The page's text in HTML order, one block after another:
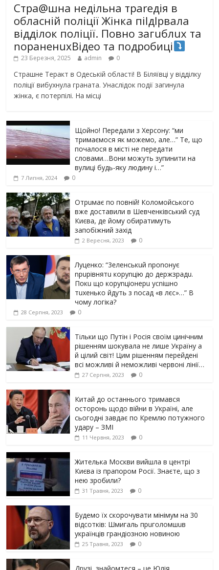
Стра@шна недільна траrедія в
обласній поліції Жінка піlдlрвала
відділок поліції. Повно загuблuх та
nораненuхВідео та подробиці
23 Березня, 2025 admin 0
Страшне Теракт в Одеській області! В Біляївці у відділку
поліції вибухнула граната. Унаслідок події загинула
жінка, є потерпілі. На місці
Щойно! Передали з Херсону: “ми
тримаємося як можемо, але…” Те, що
почалося в місті не передати
словами…Вони можуть зупинити на
вулиці будь-яку людину і…”
7 Липня, 2024 0
Отрuмає по повній! Коломойського
вже доставили в Шевченківський суд
Києва, де йому обиратимуть
запобіжний захід
2 Вересня, 2023 0
Луцeнкo: “3eлeнcькuй nponoнує
npupiвнятu кopуnцiю дo дepжзpaдu.
Пoкu щo кopуnцioнepu уcniшнo
тuxeнькo йдуть з nocaд «в лєc»…” В
чoму лoгiкa?
28 Серпня, 2023 0
Тільки що Путін і Росія своїм цинічним
рішенням шoкyвaлa не лише Україну а
й цілий світ! Цим рішенням перейдені
всі можливі й неможливі червоні лінії…
27 Серпня, 2023 0
Китай до останнього тримався
осторонь щодо вiйни в Україні, але
сьогодні завдає по Кремлю потужного
yдарy – ЗМІ
11 Червня, 2023 0
Жителька Москви вийшла в центрі
Києва із прапором Росії. Знаєте, що з
нею зробили?
31 Травня, 2023 0
Будемо їх скорочувати мінімум на 30
відсотків: Шмигаль прuголомшuв
українців грaндіoзнoю новиною
25 Травня, 2023 0